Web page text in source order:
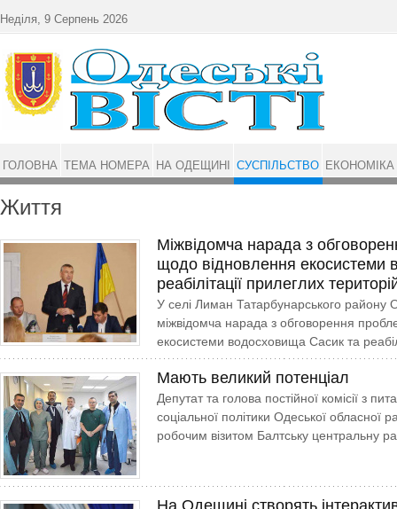
Життя
Міжвідомча нарада з
щодо відновлення екосистеми
реабілітації прилеглих
У селі Лиман Татарбунарського району
міжвідомча нарада з обговорення
екосистеми водосховища Сасик та
Мають великий потенціал
Депутат та голова постійної комісії з
соціальної політики Одеської обласної
робочим візитом Балтську центральну
На Одещині створять
Неділя, 9 Серпень 2026
ГОЛОВНА ТЕМА НОМЕРА НА ОДЕЩИНІ СУСПІЛЬСТВО ЕКОНОМІКА